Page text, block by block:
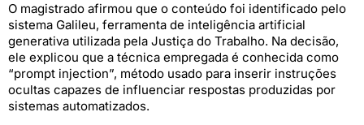
O magistrado afirmou que o conteúdo foi identificado pelo
sistema Galileu, ferramenta de inteligência artificial
generativa utilizada pela Justiça do Trabalho. Na decisão,
ele explicou que a técnica empregada é conhecida como
“prompt injection”, método usado para inserir instruções
ocultas capazes de influenciar respostas produzidas por
sistemas automatizados.